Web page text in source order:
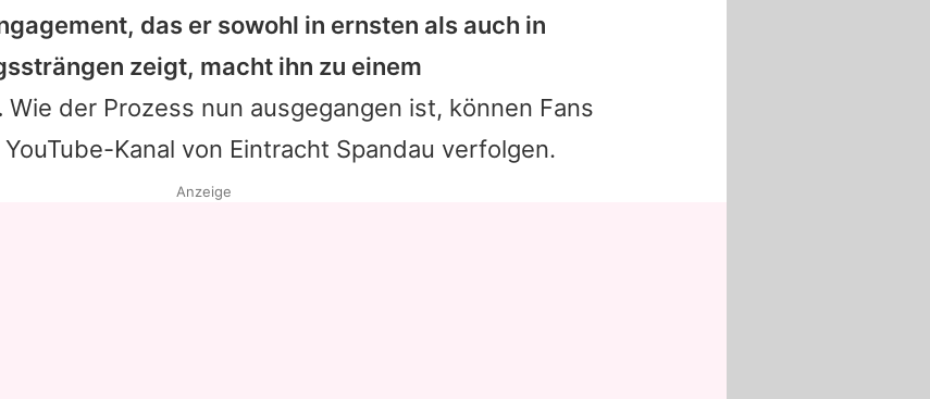
das er sowohl in ernsten als auch in
zeigt, macht ihn zu einem
Wie der Prozess nun ausgegangen ist, können Fans
Kanal von Eintracht Spandau verfolgen.
Anzeige